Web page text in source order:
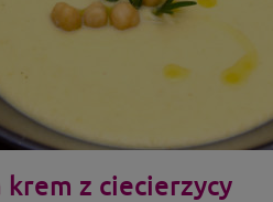
krem z ciecierzycy